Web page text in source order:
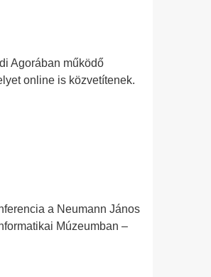
Agorában működő
online is közvetítenek.
a Neumann János
Múzeumban –